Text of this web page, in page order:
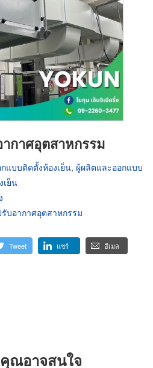
กาศอุตสาหกรรม
แบบติดตั้งห้องเย็น, ผู้ผลิตและออกแบบ
เย็น
บอากาศอุตสาหกรรม
Tweet แชร์ อีเมล
ณอาจสนใจ